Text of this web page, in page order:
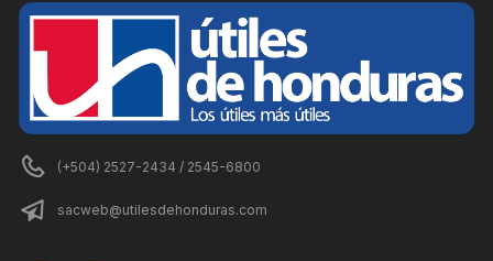
(+504) 2527-2434 / 2545-6800
sacweb@utilesdehonduras.com